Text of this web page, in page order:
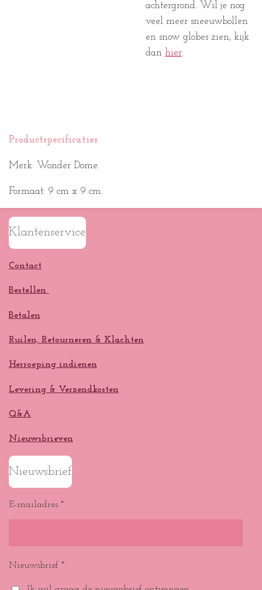
achtergrond. Wil je nog
veel meer sneeuwbollen
en snow globes zien, kijk
dan hier.
Productspecificaties:
Merk: Wonder Dome.
Formaat: 9 cm x 9 cm.
Klantenservice
Contact
Bestellen
Betalen
Ruilen, Retourneren & Klachten
Herroeping indienen
Levering & Verzendkosten
Q&A
Nieuwsbrieven
Nieuwsbrief
E-mailadres *
Nieuwsbrief *